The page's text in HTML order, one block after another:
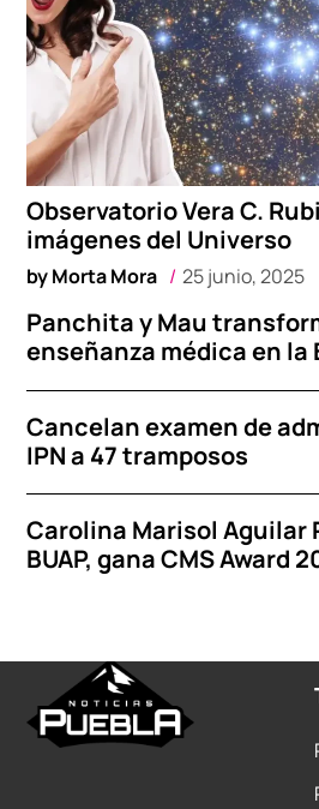
Observatorio Vera C.
imágenes del Universo
byMorta Mora 25 junio, 2025
Panchita y Mau
enseñanza médica en la
Cancelan examen de
IPN a 47 tramposos
Carolina Marisol Aguilar
BUAP, gana CMS Award